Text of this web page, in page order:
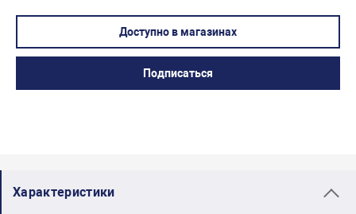
Доступно в магазинах
Подписаться
Характеристики